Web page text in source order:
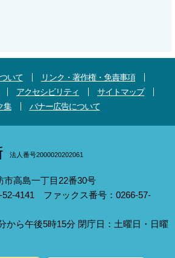
いて
リンク・著作権・免責事項
アクセシビリティ
サイトマップ
集
バナー広告について
法人番号2000020202061
市高島一丁目22番30号
52-4141 ファックス番号：0266-57-
から午後5時15分 閉庁日：土曜日・日曜